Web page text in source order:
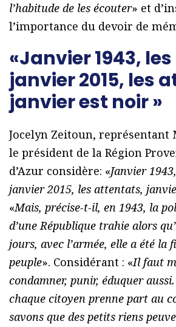
l’habitude de les écouter» et
l’importance du devoir de
«Janvier 1943,
janvier 2015, les
janvier est noir »
Jocelyn Zeitoun, représentant
le président de la Région
d’Azur considère: «Janvier
janvier 2015, les attentats,
«Mais, précise-t-il, en 1943, la
d’une République trahie alors
jours, avec l’armée, elle a été la
peuple». Considérant : «Il faut
condamner, punir, éduquer
chaque citoyen prenne part au
savons que des petits riens